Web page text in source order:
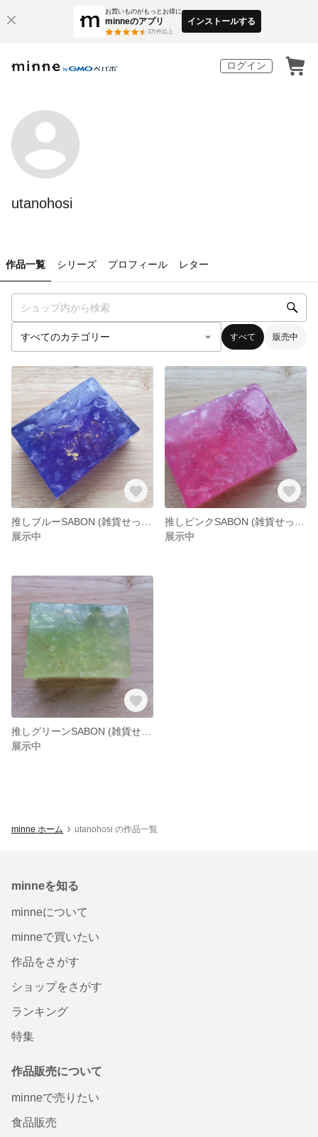
お買いものがもっとお得に
minneのアプリ
3万件以上
インストールする
ログイン
utanohosi
作品一覧 シリーズ プロフィール レター
すべて 販売中
展示中
展示中
展示中
minne ホーム utanohosi の作品一覧
minneを知る
minneについて
minneで買いたい
作品をさがす
ショップをさがす
ランキング
特集
作品販売について
minneで売りたい
食品販売